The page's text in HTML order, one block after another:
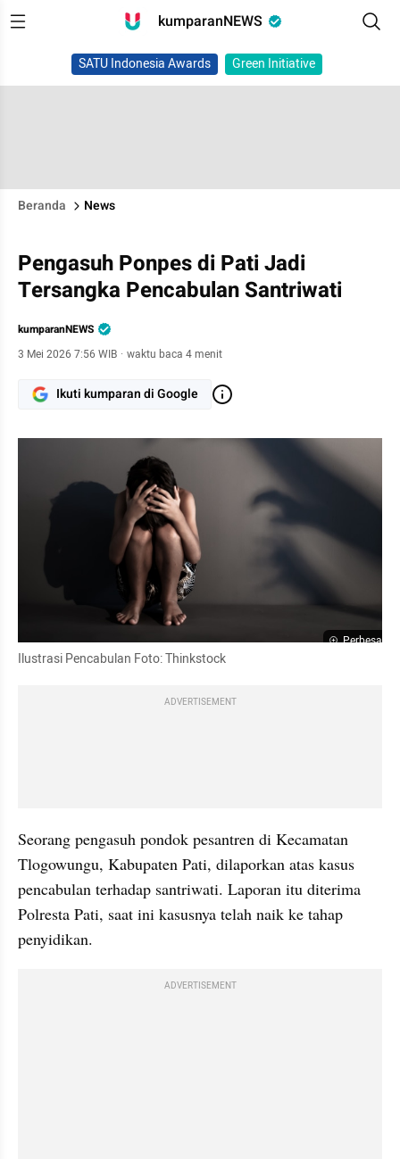
kumparanNEWS
SATU Indonesia Awards Green Initiative
Beranda News
Pengasuh Ponpes di Pati Jadi
Tersangka Pencabulan Santriwati
kumparanNEWS
3 Mei 2026 7:56 WIB · waktu baca 4 menit
Ikuti kumparan di Google
Perbesar
Ilustrasi Pencabulan Foto: Thinkstock
ADVERTISEMENT
Seorang pengasuh pondok pesantren di Kecamatan
Tlogowungu, Kabupaten Pati, dilaporkan atas kasus
pencabulan terhadap santriwati. Laporan itu diterima
Polresta Pati, saat ini kasusnya telah naik ke tahap
penyidikan.
ADVERTISEMENT